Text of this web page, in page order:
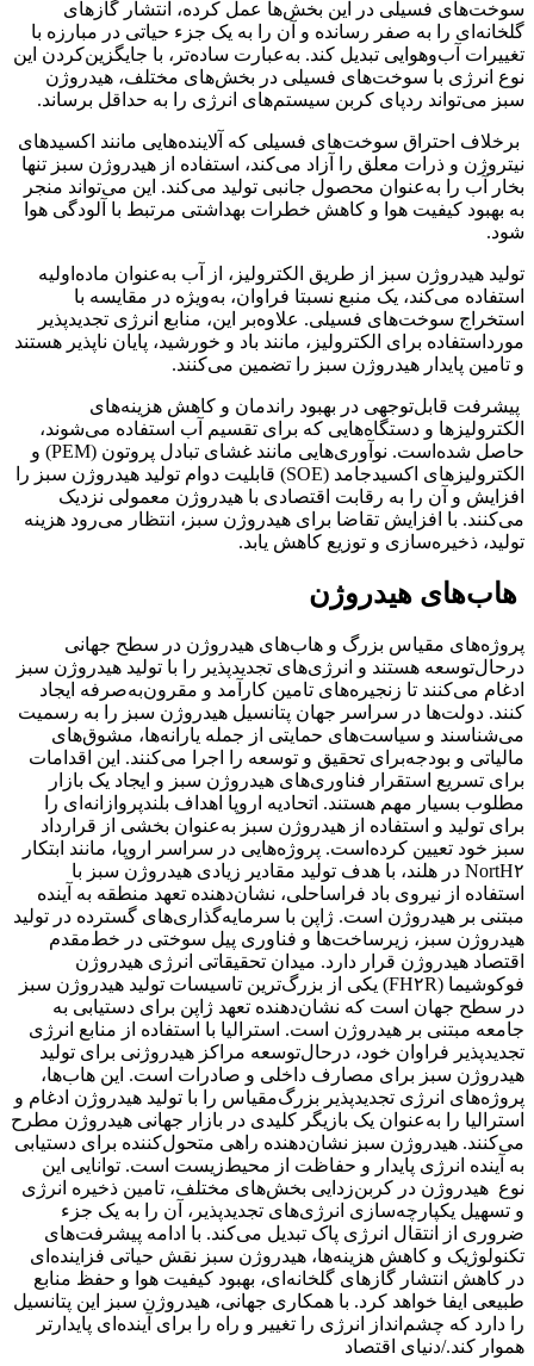
سوخت‌های فسیلی در این بخش‌ها عمل کرده، انتشار گازهای
گلخانه‌‌‌‌ای را به صفر رسانده و آن را به یک جزء حیاتی در مبارزه با
تغییرات آب‌‌‌‌و‎هوایی تبدیل کند. به‌عبارت ساده‌‌‌‌تر، با جایگزین‌کردن این
نوع انرژی با سوخت‌های فسیلی در بخش‌های مختلف، هیدروژن
سبز می‌تواند ردپای کربن سیستم‌های انرژی را به حداقل برساند.
برخلاف احتراق سوخت‌های فسیلی که آلاینده‌‌‌‌هایی مانند اکسیدهای
نیتروژن و ذرات معلق را آزاد می‌کند، استفاده از هیدروژن سبز تنها
بخار آب را به‌عنوان محصول جانبی تولید می‌کند. این می‌تواند منجر
به بهبود کیفیت هوا و کاهش خطرات بهداشتی مرتبط با آلودگی هوا
شود.
تولید هیدروژن سبز از طریق الکترولیز، از آب به‌عنوان ماده‌اولیه
استفاده می‌کند، یک منبع نسبتا فراوان، به‌ویژه در مقایسه با
استخراج سوخت‌های فسیلی. علاوه‌بر این، منابع انرژی تجدید‌‌‌‌پذیر
مورد‌استفاده برای الکترولیز، مانند باد و خورشید، پایان ناپذیر هستند
و تامین پایدار هیدروژن سبز را تضمین می‌کنند.
پیشرفت قابل‌توجهی در بهبود راندمان و کاهش هزینه‌های
الکترولیزها و دستگاه‌هایی که برای تقسیم آب استفاده می‌شوند،
حاصل شده‌است. نوآوری‌‌‌‌هایی مانند غشای تبادل پروتون (PEM) و
الکترولیزهای اکسید‌جامد (SOE) قابلیت دوام تولید هیدروژن سبز را
افزایش و آن را به رقابت اقتصادی با هیدروژن معمولی نزدیک
می‌کنند. با افزایش تقاضا برای هیدروژن سبز، انتظار می‌رود هزینه
تولید، ذخیره‌سازی و توزیع کاهش یابد.
هاب‌‌‌‌های هیدروژن
پروژه‌های مقیاس بزرگ و هاب‌‌‌‌های هیدروژن در سطح جهانی
درحال‌توسعه هستند و انرژی‌های تجدیدپذیر را با تولید هیدروژن سبز
ادغام می‌کنند تا زنجیره‌های تامین کارآمد و مقرون‌به‌صرفه ایجاد
کنند. دولت‌ها در سراسر جهان پتانسیل هیدروژن سبز را به رسمیت
می‌‌‌‌شناسند و سیاست‌های حمایتی از جمله یارانه‌‌‌‌ها، مشوق‌‌‌‌های
مالیاتی و بودجه‌برای تحقیق و توسعه را اجرا می‌کنند. این اقدامات
برای تسریع استقرار فناوری‌های هیدروژن سبز و ایجاد یک بازار
مطلوب بسیار مهم هستند. اتحادیه اروپا اهداف بلندپروازانه‌ای را
برای تولید و استفاده از هیدروژن سبز به‌عنوان بخشی از قرارداد
سبز خود تعیین کرده‌است. پروژه‌هایی در سراسر اروپا، مانند ابتکار
NortH۲ در هلند، با هدف تولید مقادیر زیادی هیدروژن سبز با
استفاده از نیروی باد فراساحلی، نشان‌دهنده تعهد منطقه به آینده
مبتنی بر هیدروژن است. ژاپن با سرمایه‌گذاری‌های گسترده در تولید
هیدروژن سبز، زیرساخت‌ها و فناوری پیل سوختی در خط‌مقدم
اقتصاد هیدروژن قرار دارد. میدان تحقیقاتی انرژی هیدروژن
فوکوشیما (FH۲R) یکی از بزرگ‌ترین تاسیسات تولید هیدروژن سبز
در سطح جهان است که نشان‌دهنده تعهد ژاپن برای دستیابی به
جامعه مبتنی بر هیدروژن است. استرالیا با استفاده از منابع انرژی
تجدیدپذیر فراوان خود، درحال‌توسعه مراکز هیدروژنی برای تولید
هیدروژن سبز برای مصارف داخلی و صادرات است. این هاب‌‌‌‌ها،
پروژه‌های انرژی تجدیدپذیر بزرگ‌مقیاس را با تولید هیدروژن ادغام و
استرالیا را به‌عنوان یک بازیگر کلیدی در بازار جهانی هیدروژن مطرح
می‌کنند. هیدروژن سبز نشان‌دهنده راهی متحول‌‌‌‌کننده برای دستیابی
به آینده انرژی پایدار و حفاظت از محیط‌زیست است. توانایی این
نوع هیدروژن در کربن‌‌‌‌زدایی بخش‌های مختلف، تامین ذخیره انرژی
و تسهیل یکپارچه‌سازی انرژی‌های تجدیدپذیر، آن را به یک جزء
ضروری از انتقال انرژی پاک تبدیل می‌کند. با ادامه پیشرفت‌های
تکنولوژیک و کاهش هزینه‌‌‌‌ها، هیدروژن سبز نقش حیاتی فزاینده‌ای
در کاهش انتشار گازهای گلخانه‌ای، بهبود کیفیت هوا و حفظ منابع
طبیعی ایفا خواهد کرد. با همکاری جهانی، هیدروژن سبز این پتانسیل
را دارد که چشم‌‌‌‌انداز انرژی را تغییر و راه را برای آینده‌‌‌‌ای پایدارتر
هموار کند./دنیای اقتصاد